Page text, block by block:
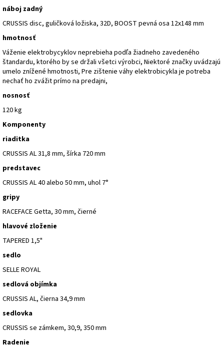
náboj zadný
CRUSSIS disc, guličková ložiska, 32D, BOOST pevná osa 12x148 mm
hmotnosť
Váženie elektrobycyklov neprebieha podľa žiadneho zavedeného
štandardu, ktorého by se držali všetci výrobci, Niektoré značky uvádzajú
umelo znížené hmotnosti, Pre zištenie váhy elektrobicykla je potreba
nechať ho zvážit prímo na predajni,
nosnosť
120 kg
Komponenty
riaditka
CRUSSIS AL 31,8 mm, šírka 720 mm
predstavec
CRUSSIS AL 40 alebo 50 mm, uhol 7°
gripy
RACEFACE Getta, 30 mm, čierné
hlavové zloženie
TAPERED 1,5"
sedlo
SELLE ROYAL
sedlová objímka
CRUSSIS AL, čierna 34,9 mm
sedlovka
CRUSSIS se zámkem, 30,9, 350 mm
Radenie